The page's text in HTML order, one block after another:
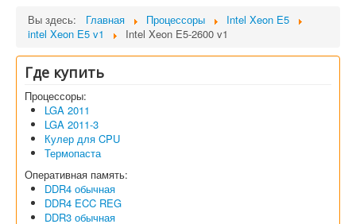
Вы здесь: Главная Процессоры
Intel Xeon E5
intel Xeon E5 v1
Intel Xeon E5-2600 v1
Где купить
Процессоры:
LGA 2011
LGA 2011-3
Кулер для CPU
Термопаста
Оперативная память:
DDR4 обычная
DDR4 ECC REG
DDR3 обычная